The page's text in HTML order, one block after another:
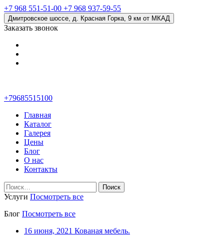
+7 968 551-51-00 +7 968 937-59-55
Дмитровское шоссе, д. Красная Горка, 9 км от МКАД
Заказать звонок
+79685515100
Главная
Каталог
Галерея
Цены
Блог
О нас
Контакты
Найти:
Услуги Посмотреть все
Блог Посмотреть все
16 июня, 2021 Кованая мебель.